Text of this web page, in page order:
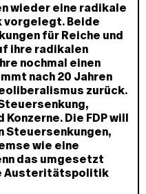
wieder eine radikale
vorgelegt. Beide
für Reiche und
ihre radikalen
nochmal einen
nach 20 Jahren
zurück.
Die FDP will
Steuersenkungen,
wie eine
das umgesetzt
Austeritätspolitik